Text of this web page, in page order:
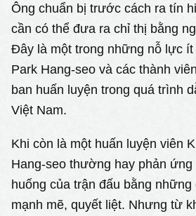
Ông chuẩn bị trước cách ra tín
cần có thể đưa ra chỉ thị bằng
Đây là một trong những nỗ lực
Park Hang-seo và các thành
ban huấn luyện trong quá trình
Việt Nam.
Khi còn là một huấn luyện viên
Hang-seo thường hay phản
huống của trận đấu bằng
mạnh mẽ, quyết liệt. Nhưng từ